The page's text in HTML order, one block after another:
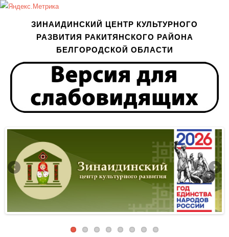
ЗИНАИДИНСКИЙ ЦЕНТР КУЛЬТУРНОГО
РАЗВИТИЯ РАКИТЯНСКОГО РАЙОНА
БЕЛГОРОДСКОЙ ОБЛАСТИ